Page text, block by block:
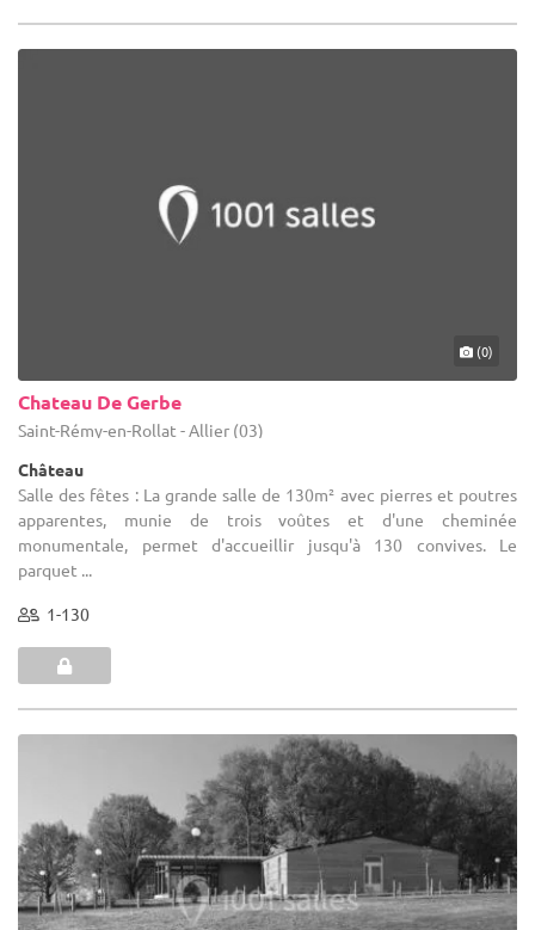
(0)
Chateau De Gerbe
Saint-Rémy-en-Rollat - Allier (03)
Château
Salle des fêtes : La grande salle de 130m² avec pierres et poutres
apparentes, munie de trois voûtes et d'une cheminée
monumentale, permet d'accueillir jusqu'à 130 convives. Le
parquet ...
1-130